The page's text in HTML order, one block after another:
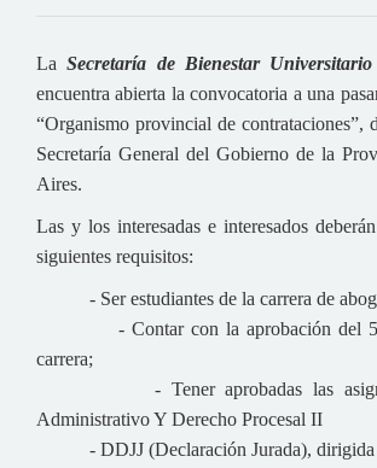
LaSecretaría de Bienestar Universitario
encuentra abierta la convocatoria a una
“Organismo provincial de contrataciones”,
Secretaría General del Gobierno de la
Aires.
Las y los interesadas e interesados
siguientes requisitos:
- Ser estudiantes de la carrera de
- Contar con la aprobación del
carrera;
- Tener aprobadas las
Administrativo Y Derecho Procesal II
- DDJJ (Declaración Jurada), dirigida